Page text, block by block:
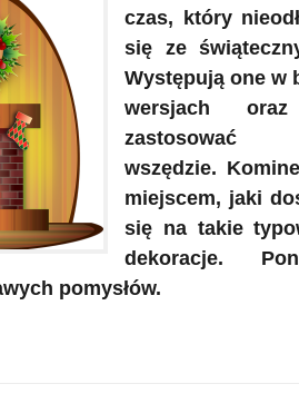
czas, który
się ze
Występują one w
wersjach
zastosować
wszędzie.
miejscem, jaki
się na takie
dekoracje.
pomysłów.